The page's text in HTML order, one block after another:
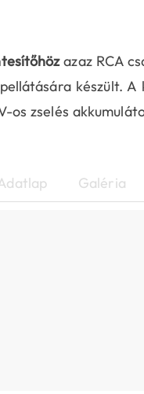
azaz RCA
készült.
os zselés
Galéria